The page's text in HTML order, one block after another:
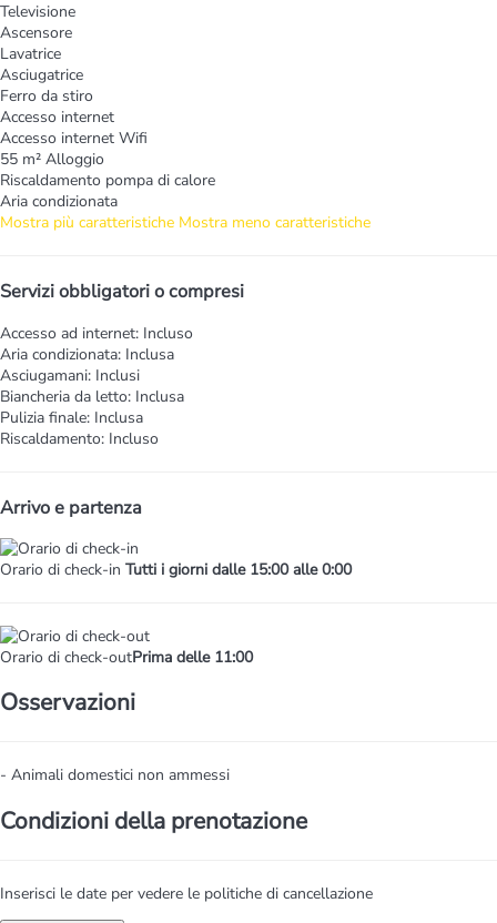
Televisione
Ascensore
Lavatrice
Asciugatrice
Ferro da stiro
Accesso internet
Accesso internet Wifi
55 m² Alloggio
Riscaldamento pompa di calore
Aria condizionata
Mostra più caratteristiche Mostra meno caratteristiche
Servizi obbligatori o compresi
Accesso ad internet: Incluso
Aria condizionata: Inclusa
Asciugamani: Inclusi
Biancheria da letto: Inclusa
Pulizia finale: Inclusa
Riscaldamento: Incluso
Arrivo e partenza
Orario di check-in Tutti i giorni dalle 15:00 alle 0:00
Orario di check-outPrima delle 11:00
Osservazioni
- Animali domestici non ammessi
Condizioni della prenotazione
Inserisci le date per vedere le politiche di cancellazione